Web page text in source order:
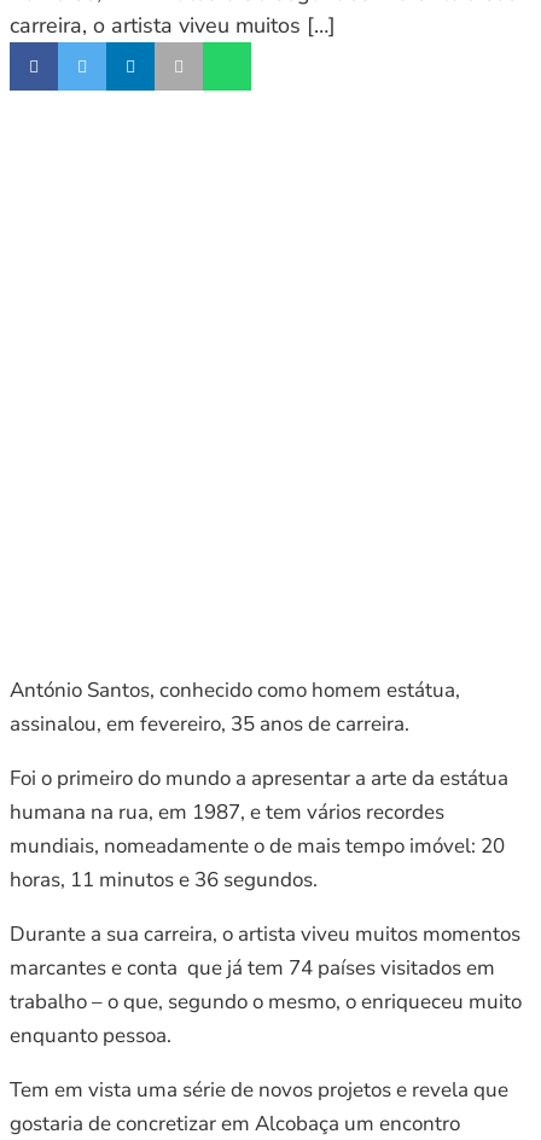
carreira, o artista viveu muitos […]
António Santos, conhecido como homem estátua,
assinalou, em fevereiro, 35 anos de carreira.
Foi o primeiro do mundo a apresentar a arte da estátua
humana na rua, em 1987, e tem vários recordes
mundiais, nomeadamente o de mais tempo imóvel: 20
horas, 11 minutos e 36 segundos.
Durante a sua carreira, o artista viveu muitos momentos
marcantes e conta que já tem 74 países visitados em
trabalho – o que, segundo o mesmo, o enriqueceu muito
enquanto pessoa.
Tem em vista uma série de novos projetos e revela que
gostaria de concretizar em Alcobaça um encontro